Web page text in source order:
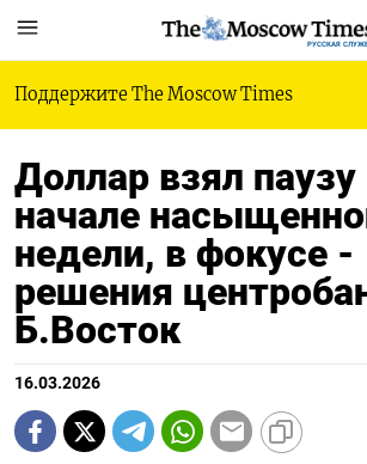
РУССКАЯ
Поддержите The Moscow Times
Доллар взял паузу
начале
недели, в фокусе -
решения
Б.Восток
16.03.2026